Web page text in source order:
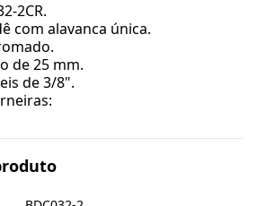
2CR.
com alavanca única.
de 25 mm.
de 3/8".